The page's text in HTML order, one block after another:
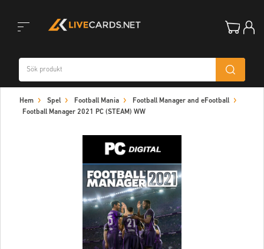
navigation
Hem Spel Football Mania
Football Manager and eFootball
Football Manager 2021 PC (STEAM) WW